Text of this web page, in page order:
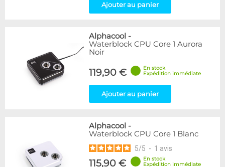
Ajouter au panier
Alphacool -
Waterblock CPU Core 1 Aurora
Noir
119,90 €
En stock
Expédition immédiate
Ajouter au panier
Alphacool -
Waterblock CPU Core 1 Blanc
5/5 - 1 avis
115,90 €
En stock
Expédition immédiate